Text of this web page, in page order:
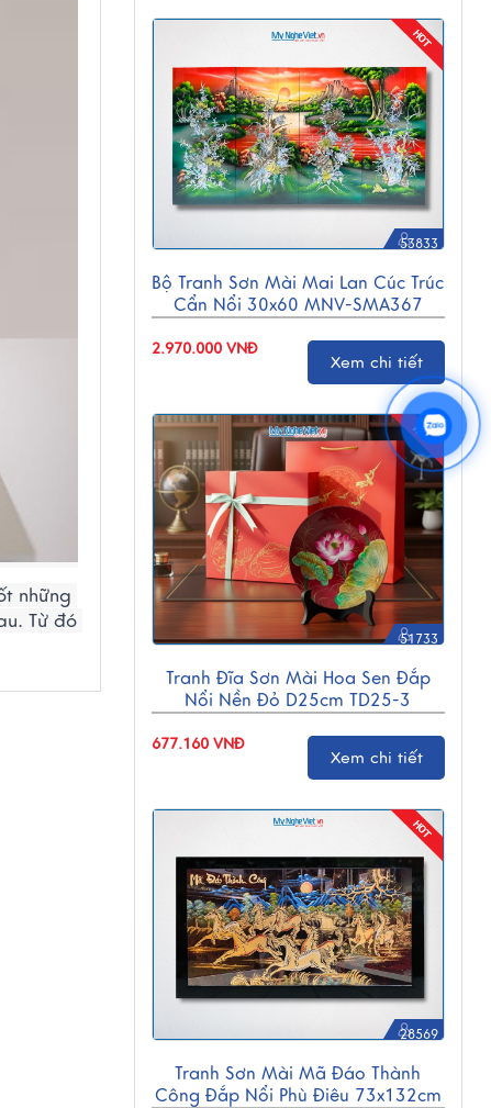
những
Từ đó
53833
Bộ Tranh Sơn Mài Mai Lan Cúc Trúc
Cẩn Nổi 30x60 MNV-SMA367
2.970.000 VNĐ
Xem chi tiết
51733
Tranh Đĩa Sơn Mài Hoa Sen Đắp
Nổi Nền Đỏ D25cm TD25-3
677.160 VNĐ
Xem chi tiết
28569
Tranh Sơn Mài Mã Đáo Thành
Công Đắp Nổi Phù Điêu 73x132cm